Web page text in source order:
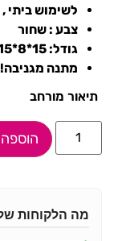
לשימוש ביתי ,
צבע : שחור
גודל: 15*8*15 ס"מ
מתנה מגניבה!
תיאור מורחב
מה הלקוחות